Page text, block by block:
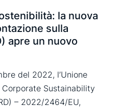
la nuova
sulla
apre un nuovo
del 2022, l’Unione
Sustainability
– 2022/2464/EU,